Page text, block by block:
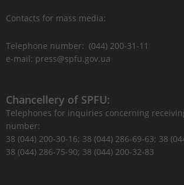
Contacts for mass media:
Telephone number: (044) 200-31-11
e-mail: press@spfu.gov.ua
Chancellery of SPFU:
Telephones for inquiries concerning
number:
38 (044) 200-30-16; 38 (044) 286-69-63; 38
38 (044) 286-75-90; 38 (044) 200-32-83